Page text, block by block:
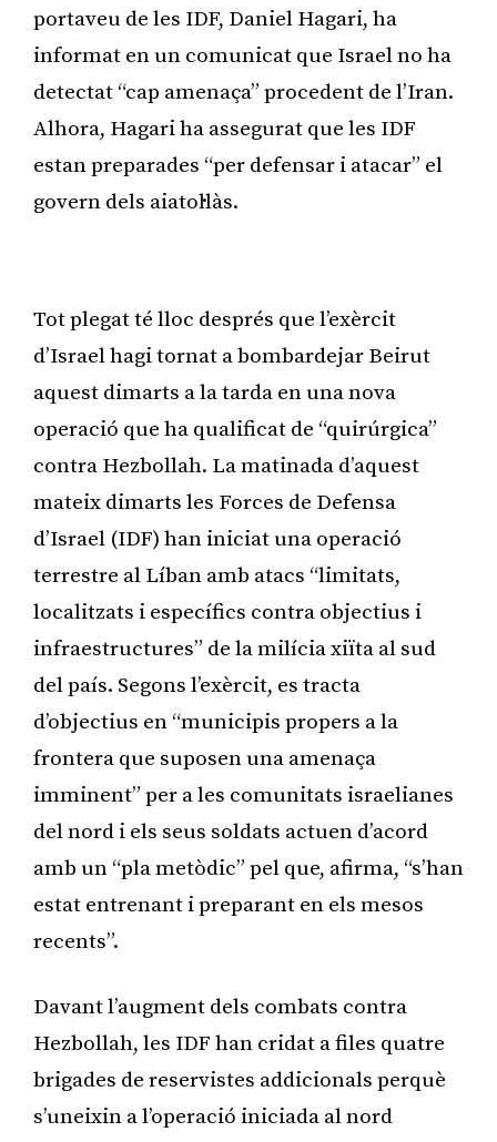
portaveu de les IDF, Daniel Hagari, ha
informat en un comunicat que Israel no ha
detectat “cap amenaça” procedent de l’Iran.
Alhora, Hagari ha assegurat que les IDF
estan preparades “per defensar i atacar” el
govern dels aiatol·làs.
Tot plegat té lloc després que l’exèrcit
d’Israel hagi tornat a bombardejar Beirut
aquest dimarts a la tarda en una nova
operació que ha qualificat de “quirúrgica”
contra Hezbollah. La matinada d’aquest
mateix dimarts les Forces de Defensa
d’Israel (IDF) han iniciat una operació
terrestre al Líban amb atacs “limitats,
localitzats i específics contra objectius i
infraestructures” de la milícia xiïta al sud
del país. Segons l’exèrcit, es tracta
d’objectius en “municipis propers a la
frontera que suposen una amenaça
imminent” per a les comunitats israelianes
del nord i els seus soldats actuen d’acord
amb un “pla metòdic” pel que, afirma, “s’han
estat entrenant i preparant en els mesos
recents”.
Davant l’augment dels combats contra
Hezbollah, les IDF han cridat a files quatre
brigades de reservistes addicionals perquè
s’uneixin a l’operació iniciada al nord